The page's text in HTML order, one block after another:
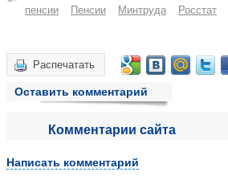
пенсии Пенсии Минтруда Росстат
Распечатать
Оставить комментарий
Комментарии сайта
Написать комментарий